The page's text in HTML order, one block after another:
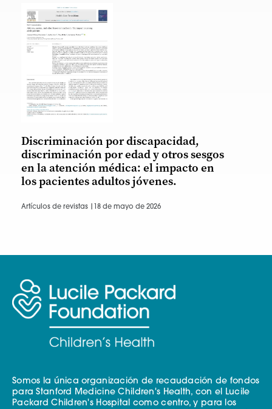
Discriminación por discapacidad,
discriminación por edad y otros sesgos
en la atención médica: el impacto en
los pacientes adultos jóvenes.
Artículos de revistas | 18 de mayo de 2026
Somos la única organización de recaudación de fondos
para Stanford Medicine Children's Health, con el Lucile
Packard Children's Hospital como centro, y para los